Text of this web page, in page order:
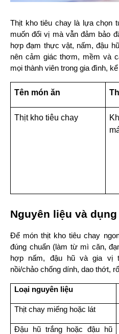
Thịt kho tiêu chay là lựa chọn
muốn đổi vị mà vẫn đảm bảo
hợp đạm thực vật, nấm, đậu
nên cảm giác thơm, mềm và
mọi thành viên trong gia đình,
Tên món ăn
Thịt kho tiêu chay
Nguyên liệu và
Để món thịt kho tiêu chay
đúng chuẩn (làm từ mì căn,
hợp nấm, đậu hũ và gia vị
nồi/chảo chống dính, dao thớt,
Loại nguyên liệu
Thịt chay miếng hoặc lát
Đậu hũ trắng hoặc đậu hũ